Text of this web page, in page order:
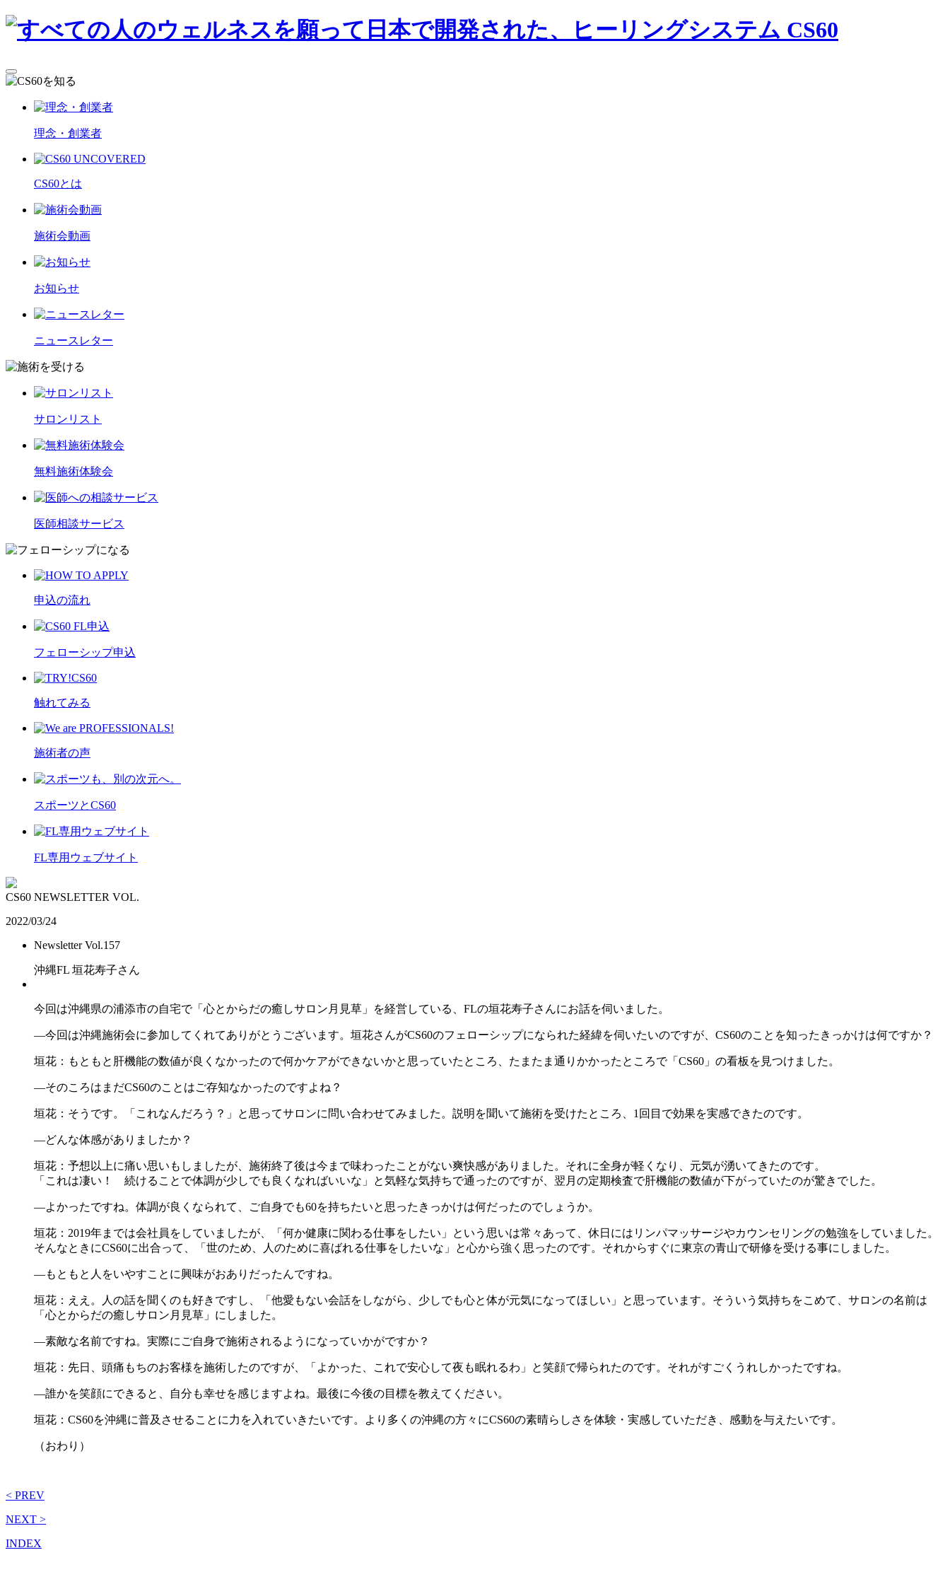
理念・創業者
CS60とは
施術会動画
お知らせ
ニュースレター
サロンリスト
無料施術体験会
医師相談サービス
申込の流れ
フェローシップ申込
触れてみる
施術者の声
スポーツとCS60
FL専用ウェブサイト
CS60 NEWSLETTER VOL.
2022/03/24
Newsletter Vol.157
沖縄FL 垣花寿子さん
今回は沖縄県の浦添市の自宅で「心とからだの癒しサロン月見草」を経営している、FLの垣花寿子さんにお話を伺いました。
―今回は沖縄施術会に参加してくれてありがとうございます。垣花さんがCS60のフェローシップになられた経緯を伺いたいのですが、CS60のことを知ったきっかけは何ですか？
垣花：もともと肝機能の数値が良くなかったので何かケアができないかと思っていたところ、たまたま通りかかったところで「CS60」の看板を見つけました。
―そのころはまだCS60のことはご存知なかったのですよね？
垣花：そうです。「これなんだろう？」と思ってサロンに問い合わせてみました。説明を聞いて施術を受けたところ、1回目で効果を実感できたのです。
―どんな体感がありましたか？
垣花：予想以上に痛い思いもしましたが、施術終了後は今まで味わったことがない爽快感がありました。それに全身が軽くなり、元気が湧いてきたのです。
「これは凄い！ 続けることで体調が少しでも良くなればいいな」と気軽な気持ちで通ったのですが、翌月の定期検査で肝機能の数値が下がっていたのが驚きでした。
―よかったですね。体調が良くなられて、ご自身でも60を持ちたいと思ったきっかけは何だったのでしょうか。
垣花：2019年までは会社員をしていましたが、「何か健康に関わる仕事をしたい」という思いは常々あって、休日にはリンパマッサージやカウンセリングの勉強をしていました。
そんなときにCS60に出合って、「世のため、人のために喜ばれる仕事をしたいな」と心から強く思ったのです。それからすぐに東京の青山で研修を受ける事にしました。
―もともと人をいやすことに興味がおありだったんですね。
垣花：ええ。人の話を聞くのも好きですし、「他愛もない会話をしながら、少しでも心と体が元気になってほしい」と思っています。そういう気持ちをこめて、サロンの名前は
「心とからだの癒しサロン月見草」にしました。
―素敵な名前ですね。実際にご自身で施術されるようになっていかがですか？
垣花：先日、頭痛もちのお客様を施術したのですが、「よかった、これで安心して夜も眠れるわ」と笑顔で帰られたのです。それがすごくうれしかったですね。
―誰かを笑顔にできると、自分も幸せを感じますよね。最後に今後の目標を教えてください。
垣花：CS60を沖縄に普及させることに力を入れていきたいです。より多くの沖縄の方々にCS60の素晴らしさを体験・実感していただき、感動を与えたいです。
（おわり）
< PREV
NEXT >
INDEX